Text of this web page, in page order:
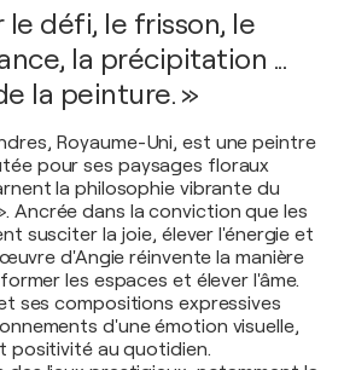
le défi, le frisson, le
la précipitation ...
la peinture. »
Royaume-Uni, est une peintre
pour ses paysages floraux
la philosophie vibrante du
Ancrée dans la conviction que les
susciter la joie, élever l'énergie et
d'Angie réinvente la manière
les espaces et élever l'âme.
ses compositions expressives
d'une émotion visuelle,
positivité au quotidien.